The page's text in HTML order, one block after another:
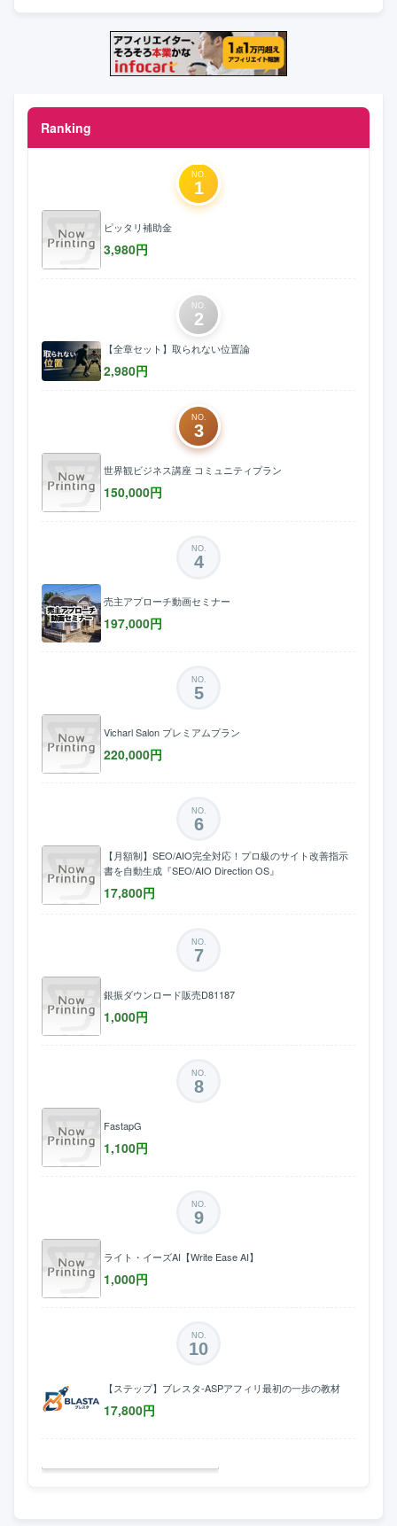
Ranking
NO.
1
ピッタリ補助金
3,980円
NO.
2
【全章セット】取られない位置論
2,980円
NO.
3
世界観ビジネス講座 コミュニティプラン
150,000円
NO.
4
売主アプローチ動画セミナー
197,000円
NO.
5
Vicharl Salon プレミアムプラン
220,000円
NO.
6
【月額制】SEO/AIO完全対応！プロ級のサイト改善指示
書を自動生成『SEO/AIO Direction OS』
17,800円
NO.
7
銀振ダウンロード販売D81187
1,000円
NO.
8
FastapG
1,100円
NO.
9
ライト・イーズAI【Write Ease AI】
1,000円
NO.
10
【ステップ】ブレスタ-ASPアフィリ最初の一歩の教材
17,800円